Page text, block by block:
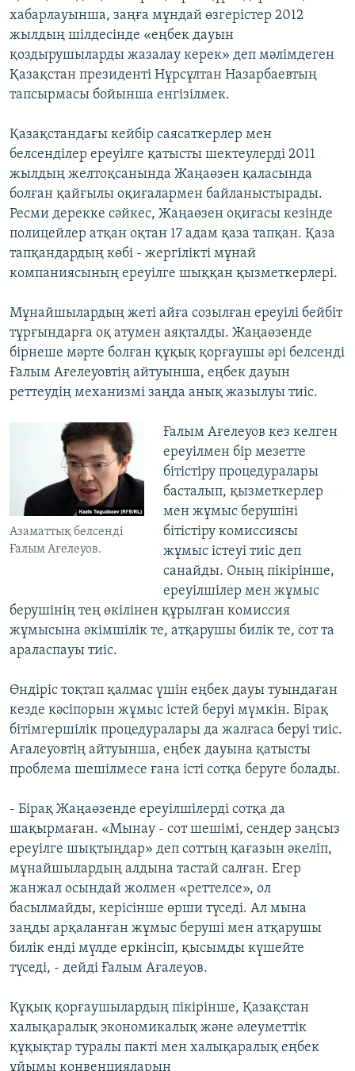
хабарлауынша, заңға мұндай өзгерістер 2012
жылдың шілдесінде «еңбек дауын
қоздырушыларды жазалау керек» деп мәлімдеген
Қазақстан президенті Нұрсұлтан Назарбаевтың
тапсырмасы бойынша енгізілмек.
Қазақстандағы кейбір саясаткерлер мен
белсенділер ереуілге қатысты шектеулерді 2011
жылдың желтоқсанында Жаңаөзен қаласында
болған қайғылы оқиғалармен байланыстырады.
Ресми дерекке сәйкес, Жаңаөзен оқиғасы кезінде
полицейлер атқан оқтан 17 адам қаза тапқан. Қаза
тапқандардың көбі - жергілікті мұнай
компаниясының ереуілге шыққан қызметкерлері.
​Мұнайшылардың жеті айға созылған ереуілі бейбіт
тұрғындарға оқ атумен аяқталды. Жаңаөзенде
бірнеше мәрте болған құқық қорғаушы әрі белсенді
Ғалым Ағелеуовтің айтуынша, еңбек дауын
реттеудің механизмі заңда анық жазылуы тиіс.
Азаматтық белсенді
Ғалым Ағелеуов.
Ғалым Ағелеуов кез келген
ереуілмен бір мезетте
бітістіру процедуралары
басталып, қызметкерлер
мен жұмыс берушіні
бітістіру комиссиясы
жұмыс істеуі тиіс деп
санайды. Оның пікірінше,
ереуілшілер мен жұмыс
берушінің тең өкілінен құрылған комиссия
жұмысына әкімшілік те, атқарушы билік те, сот та
араласпауы тиіс.
Өндіріс тоқтап қалмас үшін еңбек дауы туындаған
кезде кәсіпорын жұмыс істей беруі мүмкін. Бірақ
бітімгершілік процедуралары да жалғаса беруі тиіс.
Ағалеуовтің айтуынша, еңбек дауына қатысты
проблема шешілмесе ғана істі сотқа беруге болады.
- Бірақ Жаңаөзенде ереуілшілерді сотқа да
шақырмаған. «Мынау - сот шешімі, сендер заңсыз
ереуілге шықтыңдар» деп соттың қағазын әкеліп,
мұнайшылардың алдына тастай салған. Егер
жанжал осындай жолмен «реттелсе», ол
басылмайды, керісінше өрши түседі. Ал мына
заңды арқаланған жұмыс беруші мен атқарушы
билік енді мүлде еркінсіп, қысымды күшейте
түседі, - дейді Ғалым Ағалеуов.
Құқық қорғаушылардың пікірінше, Қазақстан
халықаралық экономикалық және әлеуметтік
құқықтар туралы пакті мен халықаралық еңбек
ұйымы конвенцияларын